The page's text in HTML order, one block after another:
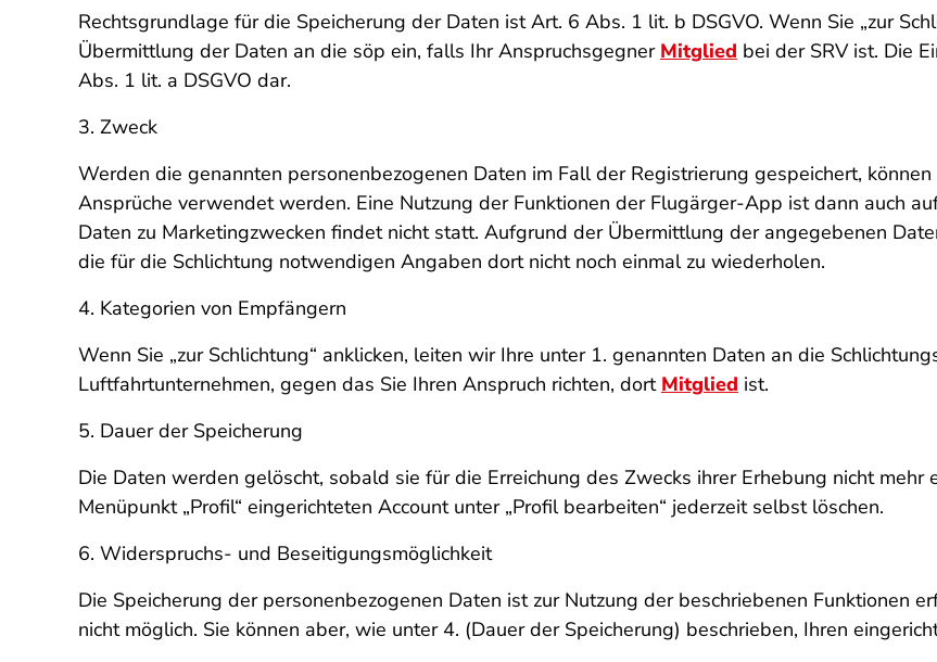
Rechtsgrundlage für die Speicherung der Daten ist Art. 6 Abs. 1 lit. b DSGVO. Wenn Sie „zur
Übermittlung der Daten an die söp ein, falls Ihr Anspruchsgegner Mitglied bei der SRV ist. Die
Abs. 1 lit. a DSGVO dar.
3. Zweck
Werden die genannten personenbezogenen Daten im Fall der Registrierung gespeichert,
Ansprüche verwendet werden. Eine Nutzung der Funktionen der Flugärger-App ist dann auch
Daten zu Marketingzwecken findet nicht statt. Aufgrund der Übermittlung der angegebenen
die für die Schlichtung notwendigen Angaben dort nicht noch einmal zu wiederholen.
4. Kategorien von Empfängern
Wenn Sie „zur Schlichtung“ anklicken, leiten wir Ihre unter 1. genannten Daten an die
Luftfahrtunternehmen, gegen das Sie Ihren Anspruch richten, dort Mitglied ist.
5. Dauer der Speicherung
Die Daten werden gelöscht, sobald sie für die Erreichung des Zwecks ihrer Erhebung nicht mehr
Menüpunkt „Profil“ eingerichteten Account unter „Profil bearbeiten“ jederzeit selbst löschen.
6. Widerspruchs- und Beseitigungsmöglichkeit
Die Speicherung der personenbezogenen Daten ist zur Nutzung der beschriebenen Funktionen
nicht möglich. Sie können aber, wie unter 4. (Dauer der Speicherung) beschrieben, Ihren